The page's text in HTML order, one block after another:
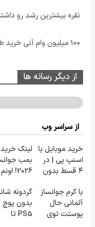
نقره بیشترین رشد رو
100 میلیون وام آنی خرید طلا (بازپرداخت 12 ماهه)
از دیگر رسانه ها
از سراسر وب
خرید موبایل با
اسنپ پی | در
۴ قسط بدون
لینک خرید
بمب
2026!
با کرم جوانساز
آلمانی حال
پوستت توی
گردونه
بدون پوچ
PS5 تا